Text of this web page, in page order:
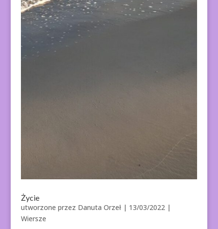
Życie
utworzone przez Danuta Orzeł| 13/03/2022|
Wiersze